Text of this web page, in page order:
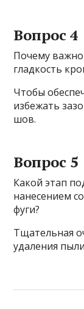
Вопрос 4
Почему
гладкость
Чтобы
избежать
шов.
Вопрос 5
Какой этап
нанесением
фуги?
Тщательная
удаления